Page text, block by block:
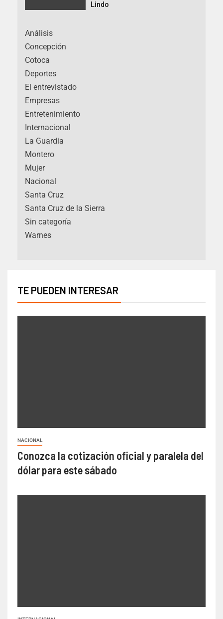
Lindo
Análisis
Concepción
Cotoca
Deportes
El entrevistado
Empresas
Entretenimiento
Internacional
La Guardia
Montero
Mujer
Nacional
Santa Cruz
Santa Cruz de la Sierra
Sin categoría
Warnes
TE PUEDEN INTERESAR
NACIONAL
Conozca la cotización oficial y paralela del
dólar para este sábado